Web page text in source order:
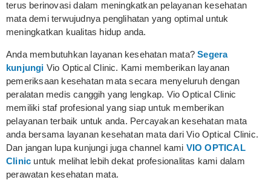
terus berinovasi dalam meningkatkan pelayanan kesehatan
mata demi terwujudnya penglihatan yang optimal untuk
meningkatkan kualitas hidup anda.
Anda membutuhkan layanan kesehatan mata?Segera
kunjungi Vio Optical Clinic. Kami memberikan layanan
pemeriksaan kesehatan mata secara menyeluruh dengan
peralatan medis canggih yang lengkap. Vio Optical Clinic
memiliki staf profesional yang siap untuk memberikan
pelayanan terbaik untuk anda. Percayakan kesehatan mata
anda bersama layanan kesehatan mata dari Vio Optical Clinic.
Dan jangan lupa kunjungi juga channel kami VIO OPTICAL
Clinic untuk melihat lebih dekat profesionalitas kami dalam
perawatan kesehatan mata.